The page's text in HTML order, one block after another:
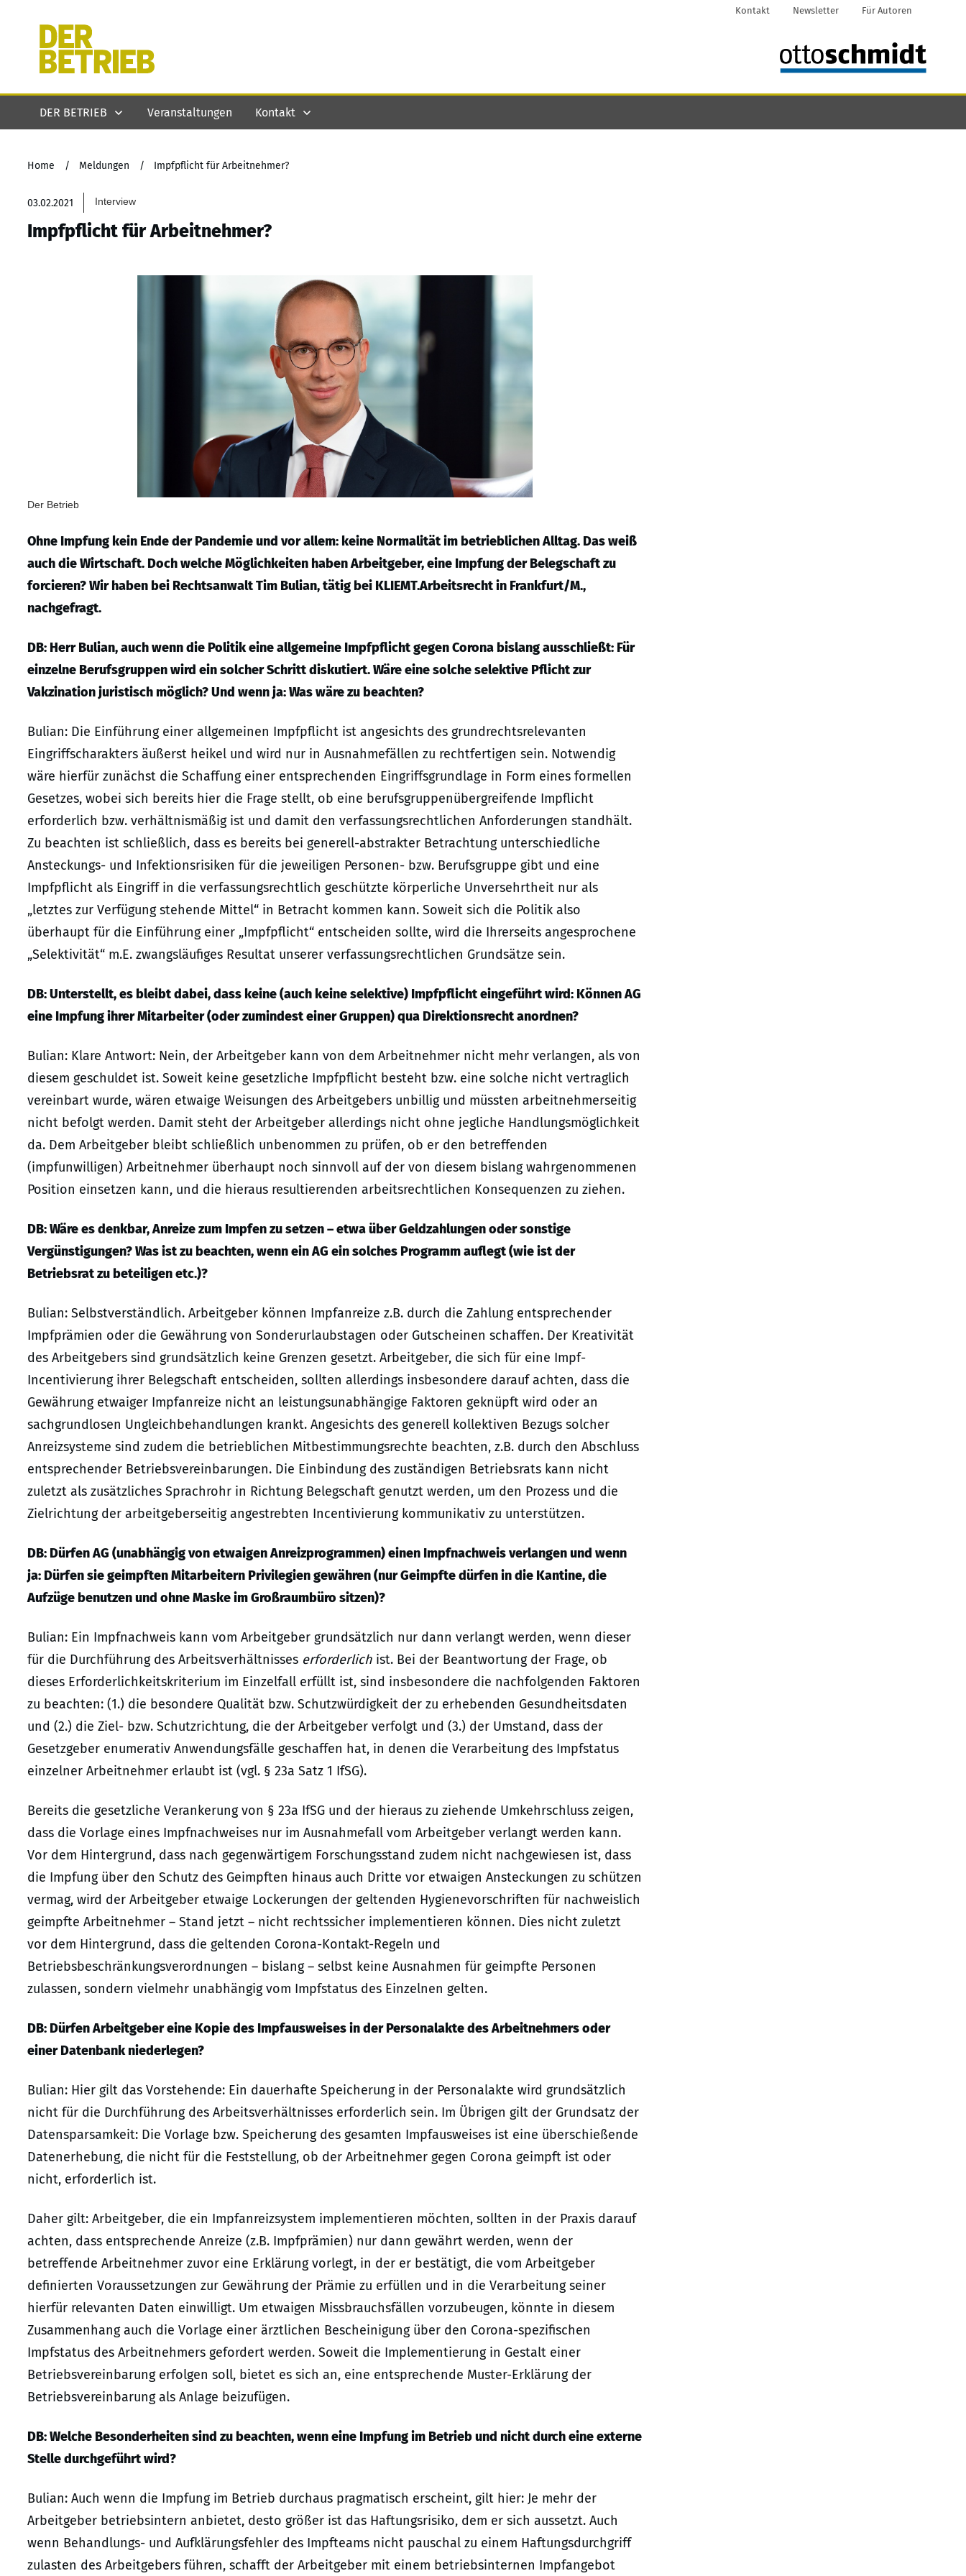
Kontakt Newsletter Für Autoren
DER BETRIEB Veranstaltungen Kontakt
Home / Meldungen / Impfpflicht für Arbeitnehmer?
03.02.2021 Interview
Impfpflicht für Arbeitnehmer?
Der Betrieb
Ohne Impfung kein Ende der Pandemie und vor allem: keine Normalität im betrieblichen Alltag. Das weiß
auch die Wirtschaft. Doch welche Möglichkeiten haben Arbeitgeber, eine Impfung der Belegschaft zu
forcieren? Wir haben bei Rechtsanwalt Tim Bulian, tätig bei KLIEMT.Arbeitsrecht in Frankfurt/M.,
nachgefragt.
DB: Herr Bulian, auch wenn die Politik eine allgemeine Impfpflicht gegen Corona bislang ausschließt: Für
einzelne Berufsgruppen wird ein solcher Schritt diskutiert. Wäre eine solche selektive Pflicht zur
Vakzination juristisch möglich? Und wenn ja: Was wäre zu beachten?
Bulian: Die Einführung einer allgemeinen Impfpflicht ist angesichts des grundrechtsrelevanten
Eingriffscharakters äußerst heikel und wird nur in Ausnahmefällen zu rechtfertigen sein. Notwendig
wäre hierfür zunächst die Schaffung einer entsprechenden Eingriffsgrundlage in Form eines formellen
Gesetzes, wobei sich bereits hier die Frage stellt, ob eine berufsgruppenübergreifende Impflicht
erforderlich bzw. verhältnismäßig ist und damit den verfassungsrechtlichen Anforderungen standhält.
Zu beachten ist schließlich, dass es bereits bei generell-abstrakter Betrachtung unterschiedliche
Ansteckungs- und Infektionsrisiken für die jeweiligen Personen- bzw. Berufsgruppe gibt und eine
Impfpflicht als Eingriff in die verfassungsrechtlich geschützte körperliche Unversehrtheit nur als
„letztes zur Verfügung stehende Mittel“ in Betracht kommen kann. Soweit sich die Politik also
überhaupt für die Einführung einer „Impfpflicht“ entscheiden sollte, wird die Ihrerseits angesprochene
„Selektivität“ m.E. zwangsläufiges Resultat unserer verfassungsrechtlichen Grundsätze sein.
DB: Unterstellt, es bleibt dabei, dass keine (auch keine selektive) Impfpflicht eingeführt wird: Können AG
eine Impfung ihrer Mitarbeiter (oder zumindest einer Gruppen) qua Direktionsrecht anordnen?
Bulian: Klare Antwort: Nein, der Arbeitgeber kann von dem Arbeitnehmer nicht mehr verlangen, als von
diesem geschuldet ist. Soweit keine gesetzliche Impfpflicht besteht bzw. eine solche nicht vertraglich
vereinbart wurde, wären etwaige Weisungen des Arbeitgebers unbillig und müssten arbeitnehmerseitig
nicht befolgt werden. Damit steht der Arbeitgeber allerdings nicht ohne jegliche Handlungsmöglichkeit
da. Dem Arbeitgeber bleibt schließlich unbenommen zu prüfen, ob er den betreffenden
(impfunwilligen) Arbeitnehmer überhaupt noch sinnvoll auf der von diesem bislang wahrgenommenen
Position einsetzen kann, und die hieraus resultierenden arbeitsrechtlichen Konsequenzen zu ziehen.
DB: Wäre es denkbar, Anreize zum Impfen zu setzen – etwa über Geldzahlungen oder sonstige
Vergünstigungen? Was ist zu beachten, wenn ein AG ein solches Programm auflegt (wie ist der
Betriebsrat zu beteiligen etc.)?
Bulian: Selbstverständlich. Arbeitgeber können Impfanreize z.B. durch die Zahlung entsprechender
Impfprämien oder die Gewährung von Sonderurlaubstagen oder Gutscheinen schaffen. Der Kreativität
des Arbeitgebers sind grundsätzlich keine Grenzen gesetzt. Arbeitgeber, die sich für eine Impf-
Incentivierung ihrer Belegschaft entscheiden, sollten allerdings insbesondere darauf achten, dass die
Gewährung etwaiger Impfanreize nicht an leistungsunabhängige Faktoren geknüpft wird oder an
sachgrundlosen Ungleichbehandlungen krankt. Angesichts des generell kollektiven Bezugs solcher
Anreizsysteme sind zudem die betrieblichen Mitbestimmungsrechte beachten, z.B. durch den Abschluss
entsprechender Betriebsvereinbarungen. Die Einbindung des zuständigen Betriebsrats kann nicht
zuletzt als zusätzliches Sprachrohr in Richtung Belegschaft genutzt werden, um den Prozess und die
Zielrichtung der arbeitgeberseitig angestrebten Incentivierung kommunikativ zu unterstützen.
DB: Dürfen AG (unabhängig von etwaigen Anreizprogrammen) einen Impfnachweis verlangen und wenn
ja: Dürfen sie geimpften Mitarbeitern Privilegien gewähren (nur Geimpfte dürfen in die Kantine, die
Aufzüge benutzen und ohne Maske im Großraumbüro sitzen)?
Bulian: Ein Impfnachweis kann vom Arbeitgeber grundsätzlich nur dann verlangt werden, wenn dieser
für die Durchführung des Arbeitsverhältnisses erforderlich ist. Bei der Beantwortung der Frage, ob
dieses Erforderlichkeitskriterium im Einzelfall erfüllt ist, sind insbesondere die nachfolgenden Faktoren
zu beachten: (1.) die besondere Qualität bzw. Schutzwürdigkeit der zu erhebenden Gesundheitsdaten
und (2.) die Ziel- bzw. Schutzrichtung, die der Arbeitgeber verfolgt und (3.) der Umstand, dass der
Gesetzgeber enumerativ Anwendungsfälle geschaffen hat, in denen die Verarbeitung des Impfstatus
einzelner Arbeitnehmer erlaubt ist (vgl. § 23a Satz 1 IfSG).
Bereits die gesetzliche Verankerung von § 23a IfSG und der hieraus zu ziehende Umkehrschluss zeigen,
dass die Vorlage eines Impfnachweises nur im Ausnahmefall vom Arbeitgeber verlangt werden kann.
Vor dem Hintergrund, dass nach gegenwärtigem Forschungsstand zudem nicht nachgewiesen ist, dass
die Impfung über den Schutz des Geimpften hinaus auch Dritte vor etwaigen Ansteckungen zu schützen
vermag, wird der Arbeitgeber etwaige Lockerungen der geltenden Hygienevorschriften für nachweislich
geimpfte Arbeitnehmer – Stand jetzt – nicht rechtssicher implementieren können. Dies nicht zuletzt
vor dem Hintergrund, dass die geltenden Corona-Kontakt-Regeln und
Betriebsbeschränkungsverordnungen – bislang – selbst keine Ausnahmen für geimpfte Personen
zulassen, sondern vielmehr unabhängig vom Impfstatus des Einzelnen gelten.
DB: Dürfen Arbeitgeber eine Kopie des Impfausweises in der Personalakte des Arbeitnehmers oder
einer Datenbank niederlegen?
Bulian: Hier gilt das Vorstehende: Ein dauerhafte Speicherung in der Personalakte wird grundsätzlich
nicht für die Durchführung des Arbeitsverhältnisses erforderlich sein. Im Übrigen gilt der Grundsatz der
Datensparsamkeit: Die Vorlage bzw. Speicherung des gesamten Impfausweises ist eine überschießende
Datenerhebung, die nicht für die Feststellung, ob der Arbeitnehmer gegen Corona geimpft ist oder
nicht, erforderlich ist.
Daher gilt: Arbeitgeber, die ein Impfanreizsystem implementieren möchten, sollten in der Praxis darauf
achten, dass entsprechende Anreize (z.B. Impfprämien) nur dann gewährt werden, wenn der
betreffende Arbeitnehmer zuvor eine Erklärung vorlegt, in der er bestätigt, die vom Arbeitgeber
definierten Voraussetzungen zur Gewährung der Prämie zu erfüllen und in die Verarbeitung seiner
hierfür relevanten Daten einwilligt. Um etwaigen Missbrauchsfällen vorzubeugen, könnte in diesem
Zusammenhang auch die Vorlage einer ärztlichen Bescheinigung über den Corona-spezifischen
Impfstatus des Arbeitnehmers gefordert werden. Soweit die Implementierung in Gestalt einer
Betriebsvereinbarung erfolgen soll, bietet es sich an, eine entsprechende Muster-Erklärung der
Betriebsvereinbarung als Anlage beizufügen.
DB: Welche Besonderheiten sind zu beachten, wenn eine Impfung im Betrieb und nicht durch eine externe
Stelle durchgeführt wird?
Bulian: Auch wenn die Impfung im Betrieb durchaus pragmatisch erscheint, gilt hier: Je mehr der
Arbeitgeber betriebsintern anbietet, desto größer ist das Haftungsrisiko, dem er sich aussetzt. Auch
wenn Behandlungs- und Aufklärungsfehler des Impfteams nicht pauschal zu einem Haftungsdurchgriff
zulasten des Arbeitgebers führen, schafft der Arbeitgeber mit einem betriebsinternen Impfangebot